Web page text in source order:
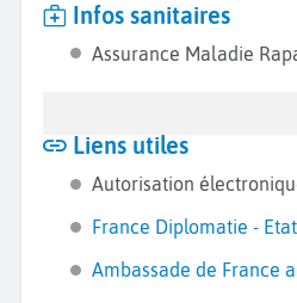
Infos sanitaires
Assurance Maladie
Liens utiles
Autorisation
France Diplomatie -
Ambassade de France